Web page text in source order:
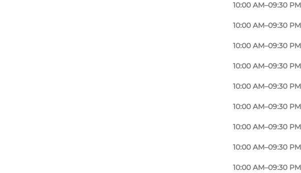
10:00 AM–09:30 PM
10:00 AM–09:30 PM
10:00 AM–09:30 PM
10:00 AM–09:30 PM
10:00 AM–09:30 PM
10:00 AM–09:30 PM
10:00 AM–09:30 PM
10:00 AM–09:30 PM
10:00 AM–09:30 PM